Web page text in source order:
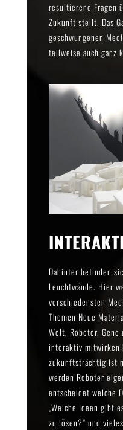
resultierend Fragen
Zukunft stellt. Das
geschwungenen
teilweise auch ganz
Dahinter befinden
Leuchtwände. Hier
verschiedensten
Themen Neue
Welt, Roboter, Gene
interaktiv mitwirken
zukunftsträchtig ist
werden Roboter
entscheidet welche
„Welche Ideen gibt
zu lösen?“ und